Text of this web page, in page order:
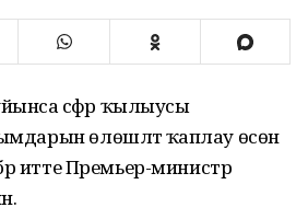
сәфәр ҡылыусы
өлөшләтә ҡаплау өсөн
итте Премьер-министр